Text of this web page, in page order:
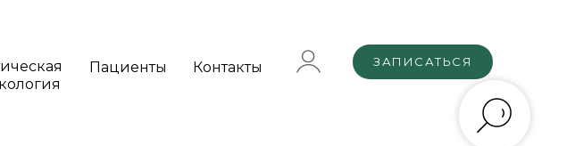
ЗАПИСАТЬСЯ
Пациенты Контакты